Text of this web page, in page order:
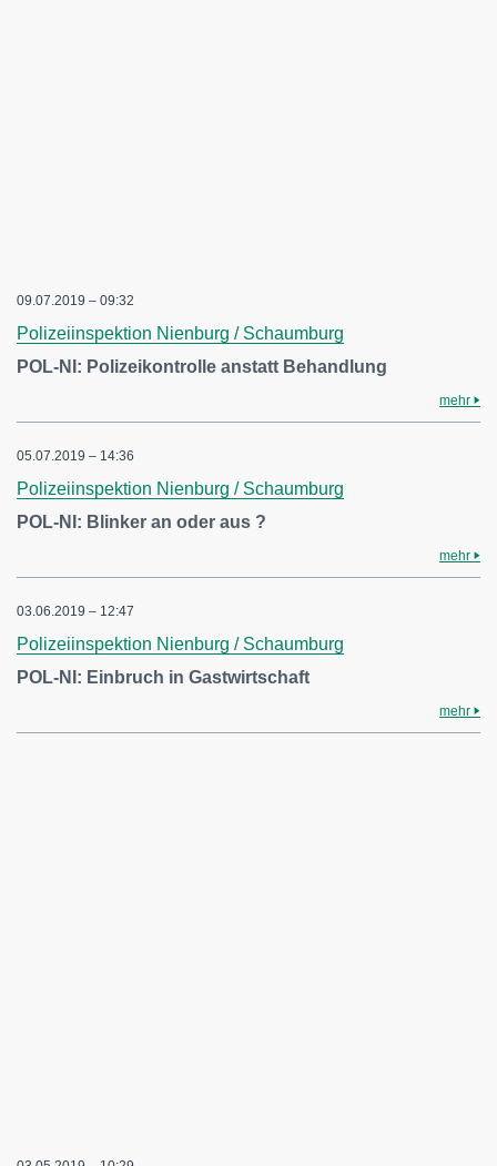
09.07.2019 – 09:32
Polizeiinspektion Nienburg / Schaumburg
POL-NI: Polizeikontrolle anstatt Behandlung
mehr
05.07.2019 – 14:36
Polizeiinspektion Nienburg / Schaumburg
POL-NI: Blinker an oder aus ?
mehr
03.06.2019 – 12:47
Polizeiinspektion Nienburg / Schaumburg
POL-NI: Einbruch in Gastwirtschaft
mehr